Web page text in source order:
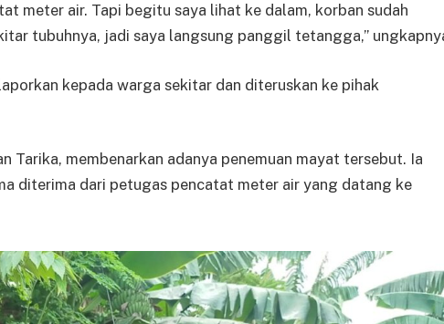
meter air. Tapi begitu saya lihat ke dalam, korban sudah
tubuhnya, jadi saya langsung panggil tetangga,”
kepada warga sekitar dan diteruskan ke pihak
Tarika, membenarkan adanya penemuan mayat tersebut. Ia
diterima dari petugas pencatat meter air yang datang ke